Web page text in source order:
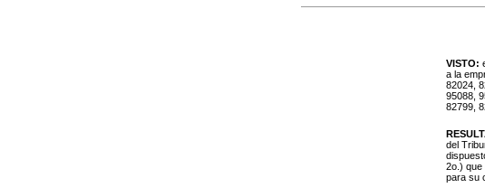
VISTO:
a la
82024,
95088,
82799,
del
2o.) que
para su